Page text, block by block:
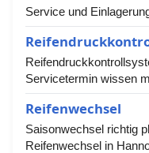
Service und
Servicetermin wissen
Reifenwechsel
Saisonwechsel richtig
Reifenwechsel in